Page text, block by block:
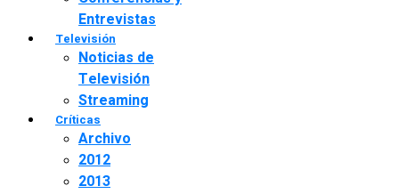
Entrevistas
Televisión
Noticias de
Televisión
Streaming
Críticas
Archivo
2012
2013